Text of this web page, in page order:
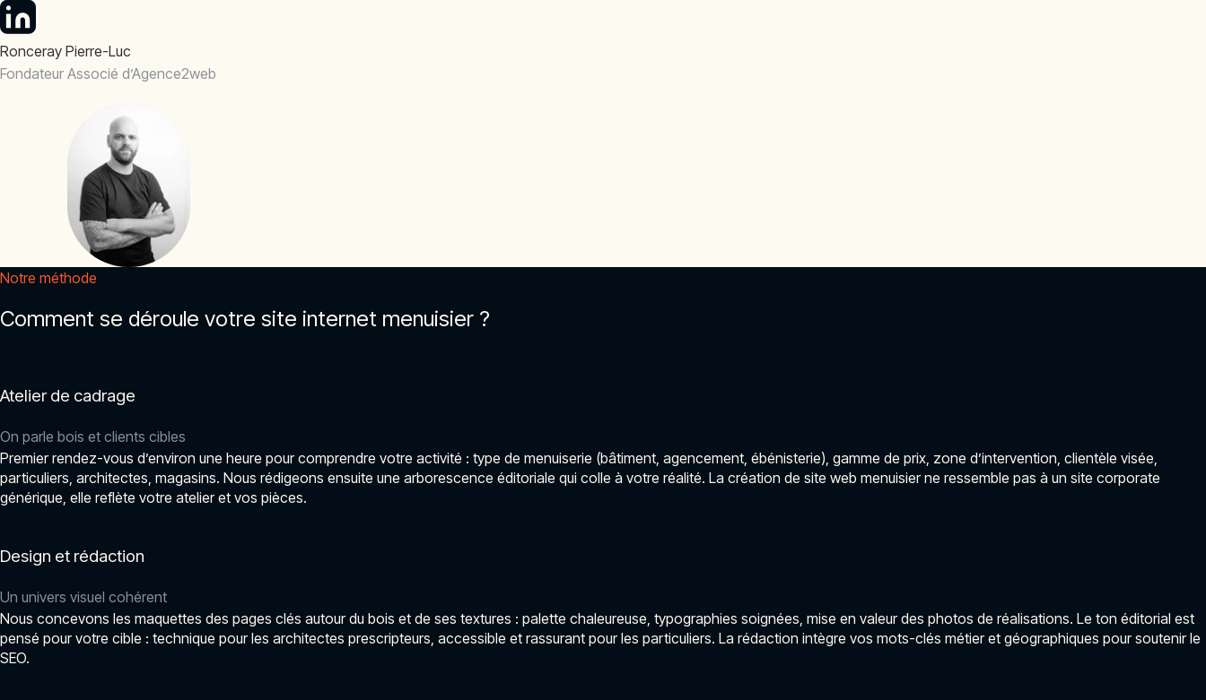
Ronceray Pierre-Luc
Fondateur Associé d’Agence2web
Notre méthode
Comment se déroule votre site internet menuisier ?
Atelier de cadrage
On parle bois et clients cibles
Premier rendez-vous d’environ une heure pour comprendre votre activité : type de menuiserie (bâtiment, agencement, ébénisterie), gamme de prix, zone d’intervention, clientèle visée,
particuliers, architectes, magasins. Nous rédigeons ensuite une arborescence éditoriale qui colle à votre réalité. La création de site web menuisier ne ressemble pas à un site corporate
générique, elle reflète votre atelier et vos pièces.
Design et rédaction
Un univers visuel cohérent
Nous concevons les maquettes des pages clés autour du bois et de ses textures : palette chaleureuse, typographies soignées, mise en valeur des photos de réalisations. Le ton éditorial est
pensé pour votre cible : technique pour les architectes prescripteurs, accessible et rassurant pour les particuliers. La rédaction intègre vos mots-clés métier et géographiques pour soutenir le
SEO.